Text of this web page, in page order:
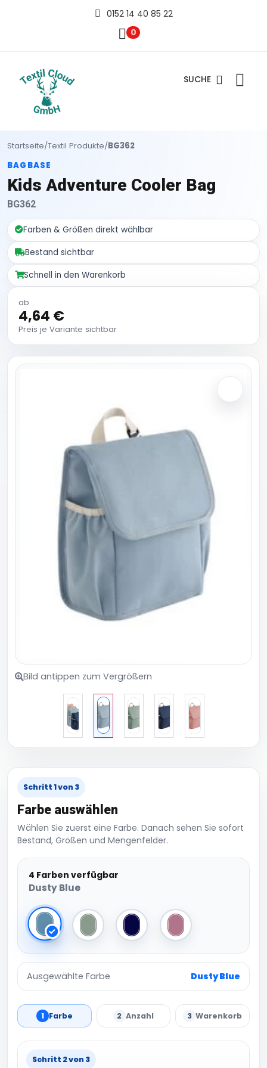
0152 14 40 85 22
0
SUCHE
Startseite/Textil Produkte/BG362
BAGBASE
Kids Adventure Cooler Bag
BG362
Farben & Größen direkt wählbar
Bestand sichtbar
Schnell in den Warenkorb
ab
4,64 €
Preis je Variante sichtbar
Bild antippen zum Vergrößern
Schritt 1 von 3
Farbe auswählen
Wählen Sie zuerst eine Farbe. Danach sehen Sie sofort
Bestand, Größen und Mengenfelder.
4 Farben verfügbar
Dusty Blue
Dusty Blue Dusty GreenNavy Rose Pink
Ausgewählte Farbe Dusty Blue
1 Farbe 2 Anzahl 3 Warenkorb
Schritt 2 von 3